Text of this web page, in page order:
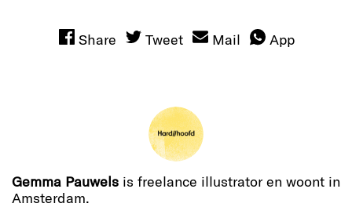
Share Tweet Mail App
Gemma Pauwels is freelance illustrator en woont in
Amsterdam.